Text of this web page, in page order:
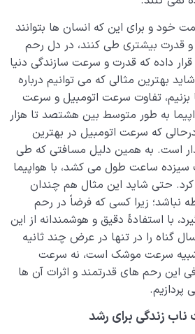
وجود استاد در حرکت انسانی
نزول در نفس استاد و شاگرد
مهم ترین موانع ارتباط با
0/14
0/15
0/22
0/31
خود و برای این که انسان ها بتوانند
قدرت بیشتری طی کنند، در دل رحم
داده که قدرت و سرعت سازندگی دنیا
بهترین مثالی که می توانیم درباره
بزنیم، تفاوت سرعت اتومبیل و سرعت
به طور متوسط بین هشتصد تا هزار
که سرعت اتومبیل در بهترین
است. به همین دلیل مسافتی که طی
سیزده ساعت طول می کشد، با هواپیما
حتی شاید این مثال هم چندان
نباشد؛ زیرا کسی که فرضاً در رحم
با استفادۀ دقیق و هوشمندانه از این
گناه را در تنها در عرض چند ثانیه
شبیه سرعت موشک است، نه سرعت
این رحم های قدرتمند و اثرات آن ها
زندگی برای رشد